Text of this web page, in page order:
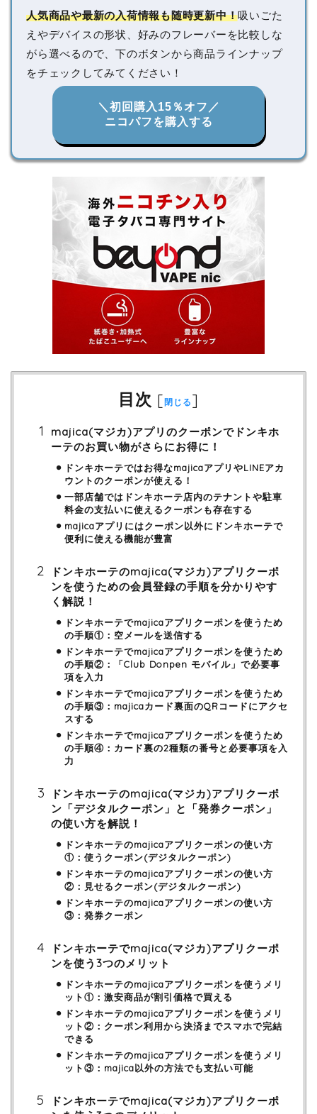
人気商品や最新の入荷情報も随時更新中！吸いごた
えやデバイスの形状、好みのフレーバーを比較しな
がら選べるので、下のボタンから商品ラインナップ
をチェックしてみてください！
＼初回購入15％オフ／
ニコパフを購入する
目次 [ 閉じる ]
majica(マジカ)アプリのクーポンでドンキホ
ーテのお買い物がさらにお得に！
ドンキホーテではお得なmajicaアプリやLINEアカ
ウントのクーポンが使える！
一部店舗ではドンキホーテ店内のテナントや駐車
料金の支払いに使えるクーポンも存在する
majicaアプリにはクーポン以外にドンキホーテで
便利に使える機能が豊富
ドンキホーテのmajica(マジカ)アプリクーポ
ンを使うための会員登録の手順を分かりやす
く解説！
ドンキホーテでmajicaアプリクーポンを使うため
の手順①：空メールを送信する
ドンキホーテでmajicaアプリクーポンを使うため
の手順②：「Club Donpen モバイル」で必要事
項を入力
ドンキホーテでmajicaアプリクーポンを使うため
の手順③：majicaカード裏面のQRコードにアクセ
スする
ドンキホーテでmajicaアプリクーポンを使うため
の手順④：カード裏の2種類の番号と必要事項を入
力
ドンキホーテのmajica(マジカ)アプリクーポ
ン「デジタルクーポン」と「発券クーポン」
の使い方を解説！
ドンキホーテのmajicaアプリクーポンの使い方
①：使うクーポン(デジタルクーポン)
ドンキホーテのmajicaアプリクーポンの使い方
②：見せるクーポン(デジタルクーポン)
ドンキホーテのmajicaアプリクーポンの使い方
③：発券クーポン
ドンキホーテでmajica(マジカ)アプリクーポ
ンを使う3つのメリット
ドンキホーテのmajicaアプリクーポンを使うメリ
ット①：激安商品が割引価格で買える
ドンキホーテのmajicaアプリクーポンを使うメリ
ット②：クーポン利用から決済までスマホで完結
できる
ドンキホーテのmajicaアプリクーポンを使うメリ
ット③：majica以外の方法でも支払い可能
ドンキホーテでmajica(マジカ)アプリクーポ